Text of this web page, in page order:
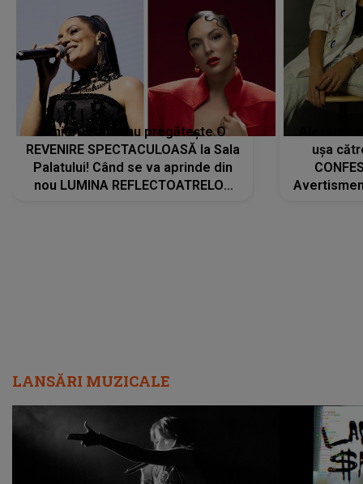
Tania Turtureanu pregătește O
REVENIRE SPECTACULOASĂ la Sala
Palatului! Când se va aprinde din
nou LUMINA REFLECTOATRELOR
ușa
LANSĂRI MUZICALE